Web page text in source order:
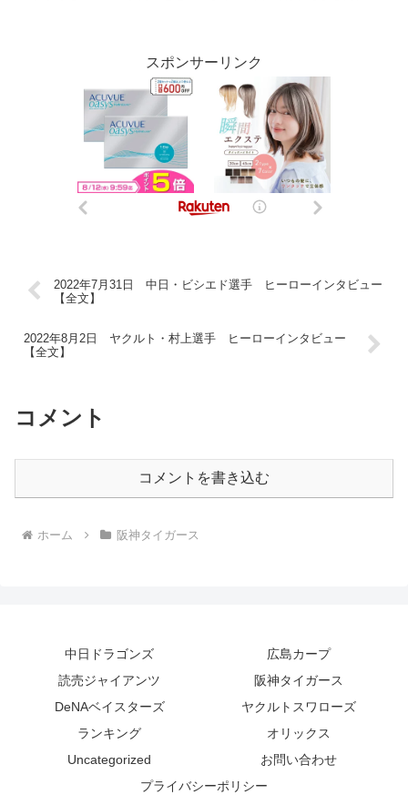
スポンサーリンク
2022年7月31日 中日・ビシエド選手 ヒーローインタビュー
【全文】
2022年8月2日 ヤクルト・村上選手 ヒーローインタビュー
【全文】
コメント
コメントを書き込む
ホーム 阪神タイガース
中日ドラゴンズ
広島カープ
読売ジャイアンツ
阪神タイガース
DeNAベイスターズ
ヤクルトスワローズ
ランキング
オリックス
Uncategorized
お問い合わせ
プライバシーポリシー